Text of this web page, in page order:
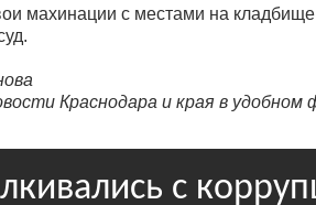
махинации с местами на
Краснодара и края в